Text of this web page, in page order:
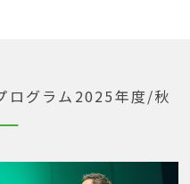
ログラム 2025年度/秋